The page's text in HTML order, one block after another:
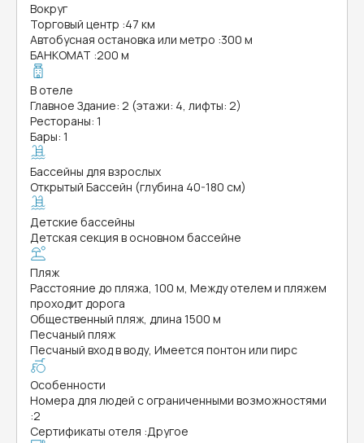
Вокруг
Торговый центр :47 км
Автобусная остановка или метро :300 м
БАНКОМАТ :200 м
В отеле
Главное Здание: 2 (этажи: 4, лифты: 2)
Рестораны: 1
Бары: 1
Бассейны для взрослых
Открытый Бассейн (глубина 40-180 см)
Детские бассейны
Детская секция в основном бассейне
Пляж
Расстояние до пляжа, 100 м, Между отелем и пляжем
проходит дорога
Общественный пляж, длина 1500 м
Песчаный пляж
Песчаный вход в воду, Имеется понтон или пирс
Особенности
Номера для людей с ограниченными возможностями
:2
Сертификаты отеля :Другое